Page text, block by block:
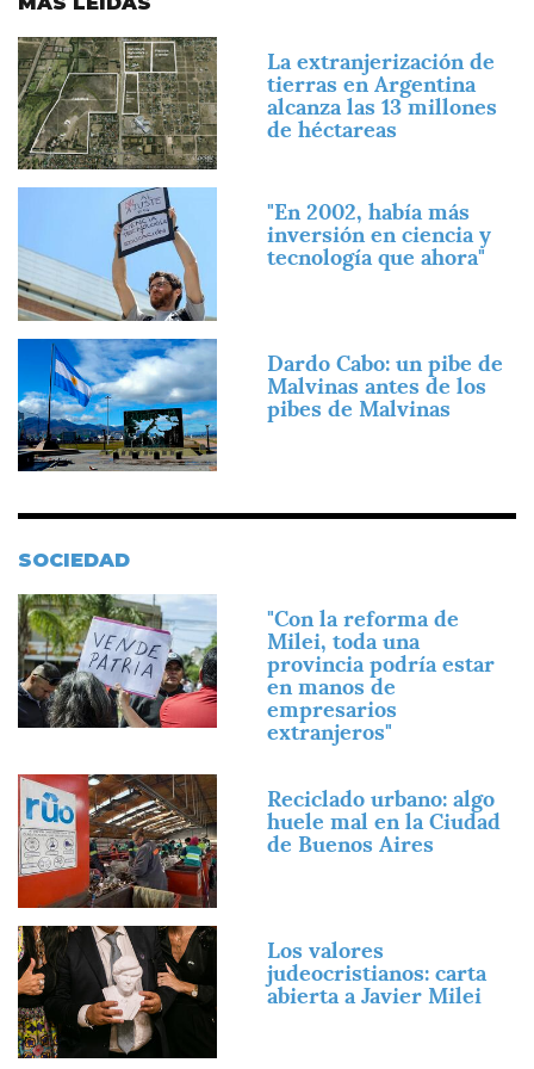
Imagen
La extranjerización de
tierras en Argentina
alcanza las 13 millones
de héctareas
"En 2002, había más
inversión en ciencia y
tecnología que ahora"
Imagen
Dardo Cabo: un pibe de
Malvinas antes de los
pibes de Malvinas
SOCIEDAD
Imagen
"Con la reforma de
Milei, toda una
provincia podría estar
en manos de
empresarios
extranjeros"
Imagen
Reciclado urbano: algo
huele mal en la Ciudad
de Buenos Aires
Imagen
Los valores
judeocristianos: carta
abierta a Javier Milei